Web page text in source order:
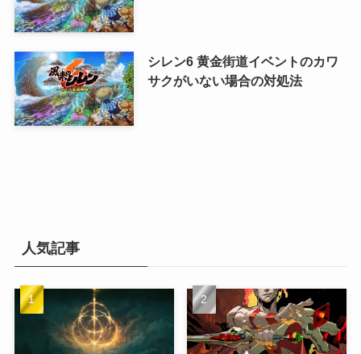
シレン6 黄金街道イベントのカワ
サクがいない場合の対処法
人気記事